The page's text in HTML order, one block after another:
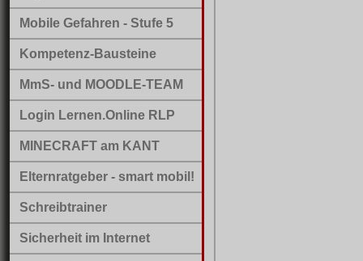
Mobile Gefahren - Stufe 5
Kompetenz-Bausteine
MmS- und MOODLE-TEAM
Login Lernen.Online RLP
MINECRAFT am KANT
Elternratgeber - smart mobil!
Schreibtrainer
Sicherheit im Internet